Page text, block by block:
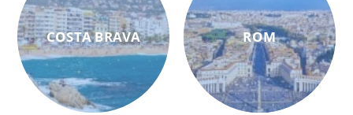
COSTA BRAVA ROM